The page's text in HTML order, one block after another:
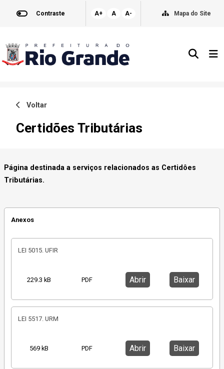
Contraste A+ A A- Mapa do Site
Voltar
Certidões Tributárias
Página destinada a serviços relacionados as Certidôes
Tributárias.
Anexos
LEI 5015. UFIR
229.3 kB PDF Abrir Baixar
LEI 5517. URM
569 kB PDF Abrir Baixar